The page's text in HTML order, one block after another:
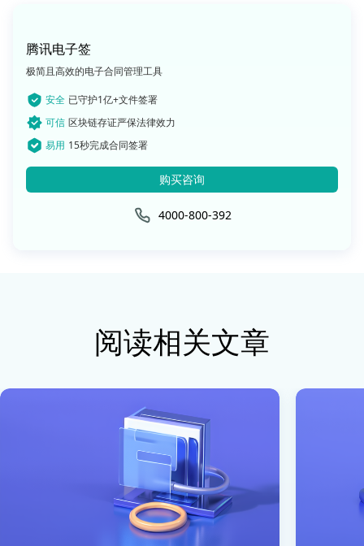
腾讯电子签
极简且高效的电子合同管理工具
安全 已守护1亿+文件签署
可信 区块链存证严保法律效力
易用 15秒完成合同签署
购买咨询
4000-800-392
阅读相关文章